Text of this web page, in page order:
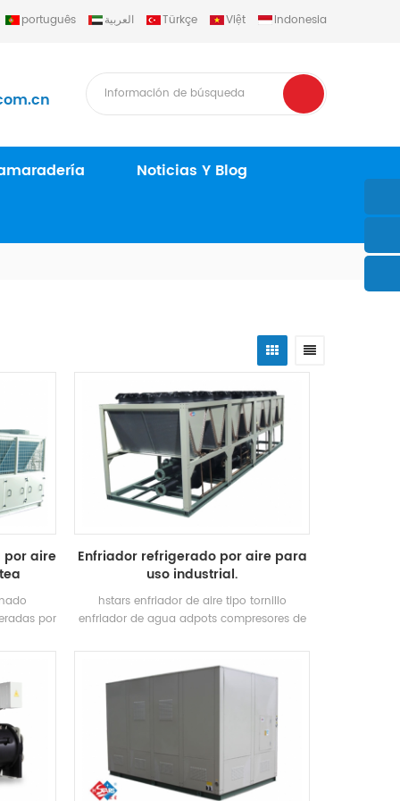
português العربية Türkçe Việt Indonesia
Noticias Y Blog
por aire
por
para la
la
edificios
y
del
Enfriador refrigerado por aire para
uso industrial.
hstars enfriador de aire tipo tornillo
enfriador de agua adpots compresores de
opcional para clientes para uso industrial.
Alta calidad con fácil manejo.